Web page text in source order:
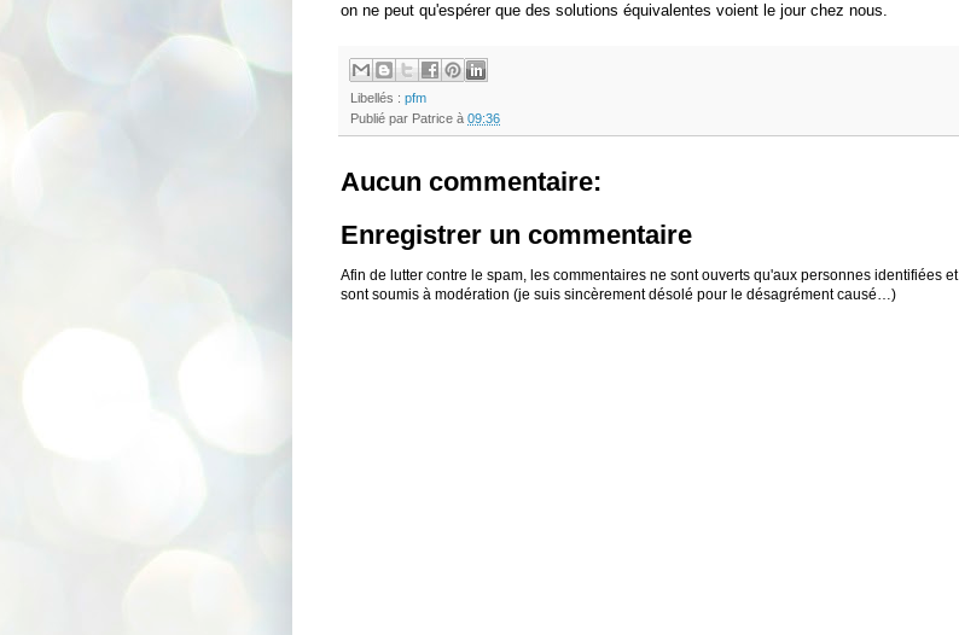
on ne peut qu'espérer que des solutions équivalentes voient le jour chez nous.
Libellés : pfm
Publié par Patrice à 09:36
Aucun commentaire:
Enregistrer un commentaire
Afin de lutter contre le spam, les commentaires ne sont ouverts qu'aux personnes identifiées et
sont soumis à modération (je suis sincèrement désolé pour le désagrément causé…)